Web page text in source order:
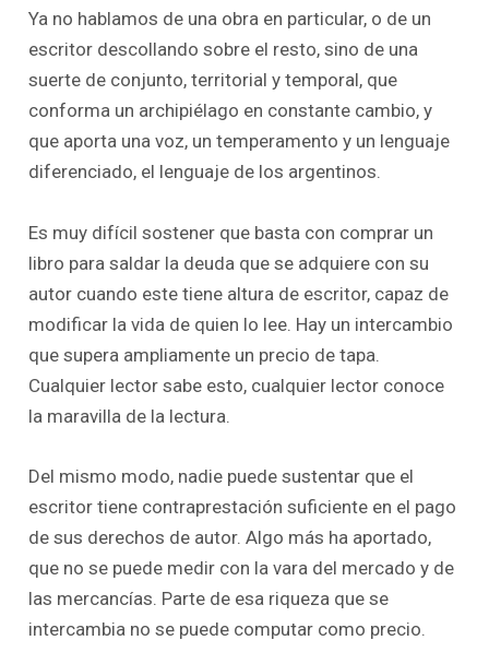
Ya no hablamos de una obra en particular, o de un
escritor descollando sobre el resto, sino de una
suerte de conjunto, territorial y temporal, que
conforma un archipiélago en constante cambio, y
que aporta una voz, un temperamento y un lenguaje
diferenciado, el lenguaje de los argentinos.
Es muy difícil sostener que basta con comprar un
libro para saldar la deuda que se adquiere con su
autor cuando este tiene altura de escritor, capaz de
modificar la vida de quien lo lee. Hay un intercambio
que supera ampliamente un precio de tapa.
Cualquier lector sabe esto, cualquier lector conoce
la maravilla de la lectura.
Del mismo modo, nadie puede sustentar que el
escritor tiene contraprestación suficiente en el pago
de sus derechos de autor. Algo más ha aportado,
que no se puede medir con la vara del mercado y de
las mercancías. Parte de esa riqueza que se
intercambia no se puede computar como precio.